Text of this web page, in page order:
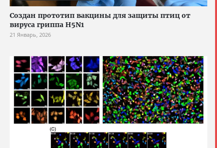
Создан прототип вакцины для защиты птиц от
вируса гриппа H5N1
21 Январь, 2026